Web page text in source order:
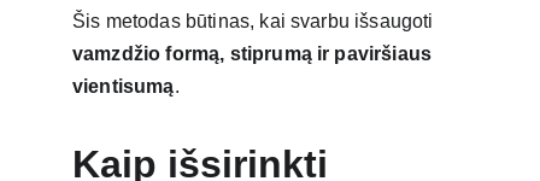
Šis metodas būtinas, kai svarbu išsaugoti
vamzdžio formą, stiprumą ir paviršiaus
vientisumą.
Kaip išsirinkti